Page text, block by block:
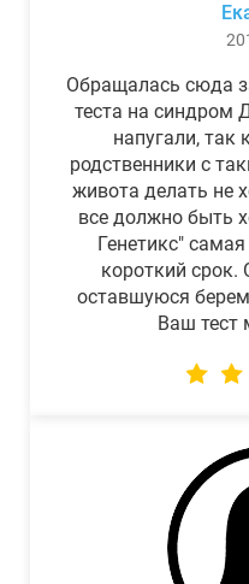
Обращалась сюда
теста на синдром
напугали, так
родственники с
живота делать не
все должно быть
Генетикс"
короткий
оставшуюся
Ваш тест